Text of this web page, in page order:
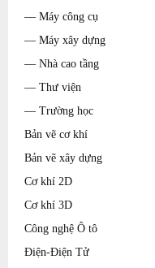
— Máy công cụ
— Máy xây dựng
— Nhà cao tầng
— Thư viện
— Trường học
Bản vẽ cơ khí
Bản vẽ xây dựng
Cơ khí 2D
Cơ khí 3D
Công nghệ Ô tô
Điện-Điện Tử